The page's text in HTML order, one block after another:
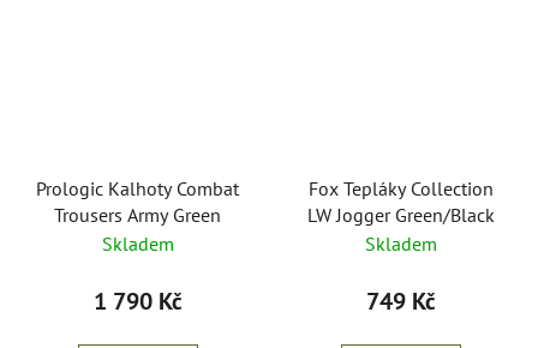
Prologic Kalhoty Combat
Trousers Army Green
Skladem
1 790 Kč
Fox Tepláky Collection
LW Jogger Green/Black
Skladem
749 Kč